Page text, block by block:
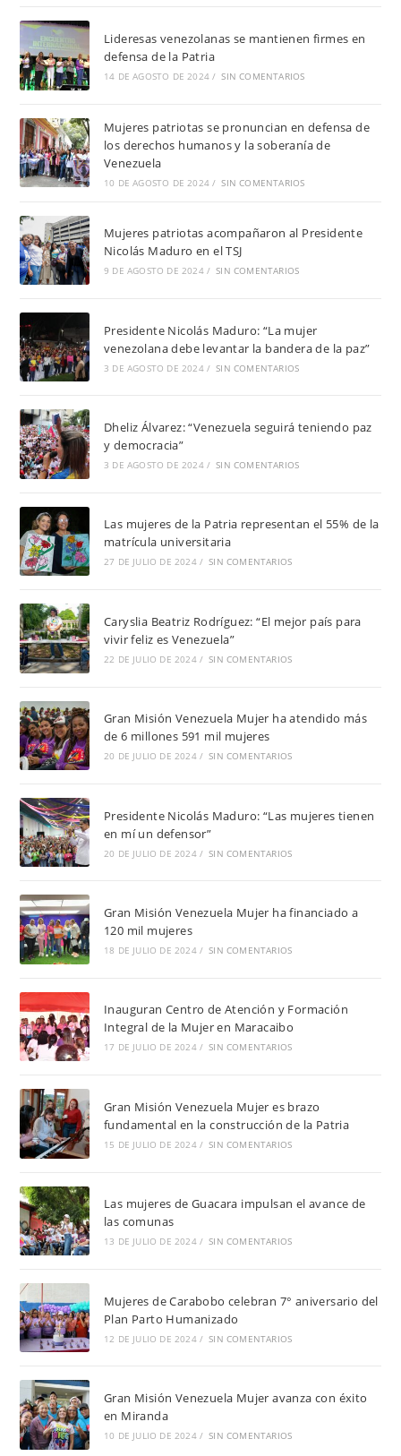
Lideresas venezolanas se mantienen firmes en
defensa de la Patria
14 DE AGOSTO DE 2024 / SIN COMENTARIOS
Mujeres patriotas se pronuncian en defensa de
los derechos humanos y la soberanía de
Venezuela
10 DE AGOSTO DE 2024 / SIN COMENTARIOS
Mujeres patriotas acompañaron al Presidente
Nicolás Maduro en el TSJ
9 DE AGOSTO DE 2024 / SIN COMENTARIOS
Presidente Nicolás Maduro: “La mujer
venezolana debe levantar la bandera de la paz”
3 DE AGOSTO DE 2024 / SIN COMENTARIOS
Dheliz Álvarez: “Venezuela seguirá teniendo paz
y democracia”
3 DE AGOSTO DE 2024 / SIN COMENTARIOS
Las mujeres de la Patria representan el 55% de la
matrícula universitaria
27 DE JULIO DE 2024 / SIN COMENTARIOS
Caryslia Beatriz Rodríguez: “El mejor país para
vivir feliz es Venezuela”
22 DE JULIO DE 2024 / SIN COMENTARIOS
Gran Misión Venezuela Mujer ha atendido más
de 6 millones 591 mil mujeres
20 DE JULIO DE 2024 / SIN COMENTARIOS
Presidente Nicolás Maduro: “Las mujeres tienen
en mí un defensor”
20 DE JULIO DE 2024 / SIN COMENTARIOS
Gran Misión Venezuela Mujer ha financiado a
120 mil mujeres
18 DE JULIO DE 2024 / SIN COMENTARIOS
Inauguran Centro de Atención y Formación
Integral de la Mujer en Maracaibo
17 DE JULIO DE 2024 / SIN COMENTARIOS
Gran Misión Venezuela Mujer es brazo
fundamental en la construcción de la Patria
15 DE JULIO DE 2024 / SIN COMENTARIOS
Las mujeres de Guacara impulsan el avance de
las comunas
13 DE JULIO DE 2024 / SIN COMENTARIOS
Mujeres de Carabobo celebran 7° aniversario del
Plan Parto Humanizado
12 DE JULIO DE 2024 / SIN COMENTARIOS
Gran Misión Venezuela Mujer avanza con éxito
en Miranda
10 DE JULIO DE 2024 / SIN COMENTARIOS